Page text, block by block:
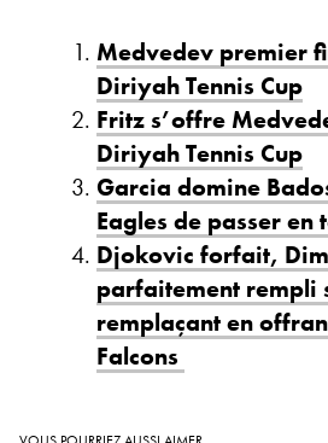
Medvedev premier
Diriyah Tennis Cup
Fritz s’offre
Diriyah Tennis Cup
Garcia domine
Eagles de passer en
Djokovic forfait,
parfaitement rempli
remplaçant en
Falcons